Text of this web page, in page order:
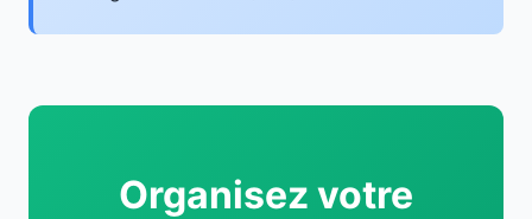
Organisez votre